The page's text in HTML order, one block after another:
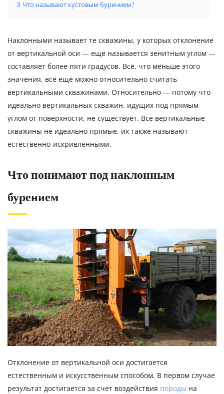
3 Что называют кустовым бурением?
Наклонными называет те скважины, у которых отклонение
от вертикальной оси — ещё называется зенитным углом —
составляет более пяти градусов. Всё, что меньше этого
значения, всё ещё можно относительно считать
вертикальными скважинами. Относительно — потому что
идеально вертикальных скважин, идущих под прямым
углом от поверхности, не существует. Все вертикальные
скважины не идеально прямые, их также называют
естественно-искривленными.
Что понимают под наклонным
бурением
Отклонение от вертикальной оси достигается
естественным и искусственным способом. В первом случае
результат достигается за счет воздействия породы на